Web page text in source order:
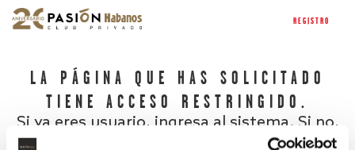
REGISTRO
LA PÁGINA QUE HAS SOLICITADO
TIENE ACCESO RESTRINGIDO.
Si ya eres usuario, ingresa al sistema. Si no,